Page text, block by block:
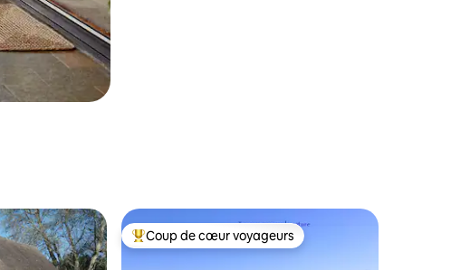
Coup de cœur voyageurs parmi les plus aimés
Coup de cœur voyageurs